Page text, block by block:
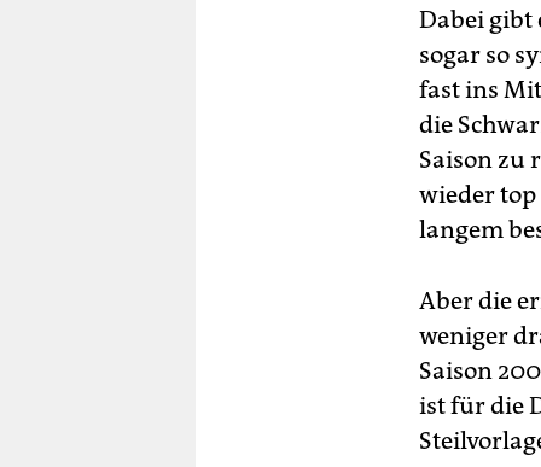
Dabei gibt
sogar so
fast ins
die
Saison zu
wieder
langem
Aber die
weniger
Saison
ist für die